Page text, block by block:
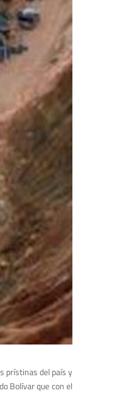
prístinas del país y
Bolívar que con el